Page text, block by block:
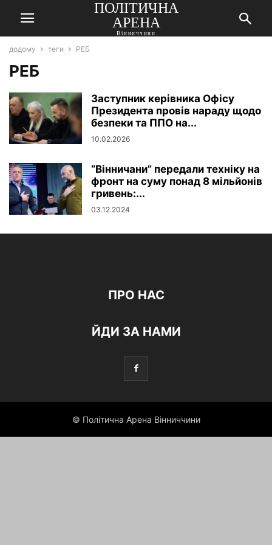
ПОЛІТИЧНА
АРЕНА
Вінниччини
додому теги РЕБ
РЕБ
Заступник керівника Офісу
Президента провів нараду щодо
безпеки та ППО на...
10.02.2026
“Вінничани” передали техніку на
фронт на суму понад 8 мільйонів
гривень:...
03.12.2024
ПРО НАС
ЙДИ ЗА НАМИ
© Політична Арена Вінниччини